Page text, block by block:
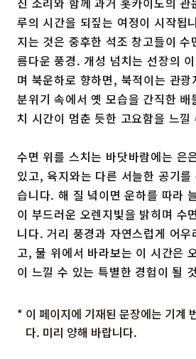
루의 시간을 되짚는 여정이 시작됩
지는 것은 중후한 석조 창고들이
름다운 풍경. 개성 넘치는 선장의
며 북운하로 향하면, 북적이는 관광
분위기 속에서 옛 모습을 간직한 배
치 시간이 멈춘 듯한 고요함을 느낄
수면 위를 스치는 바닷바람에는 은
있고, 육지와는 다른 서늘한 공기
습니다. 해 질 녘이면 운하를 따라
이 부드러운 오렌지빛을 밝히며 수
니다. 거리 풍경과 자연스럽게 어우
고, 물 위에서 바라보는 이 시간은
이 느낄 수 있는 특별한 경험이 될
* 이 페이지에 기재된 문장에는 기계
다. 미리 양해 바랍니다.